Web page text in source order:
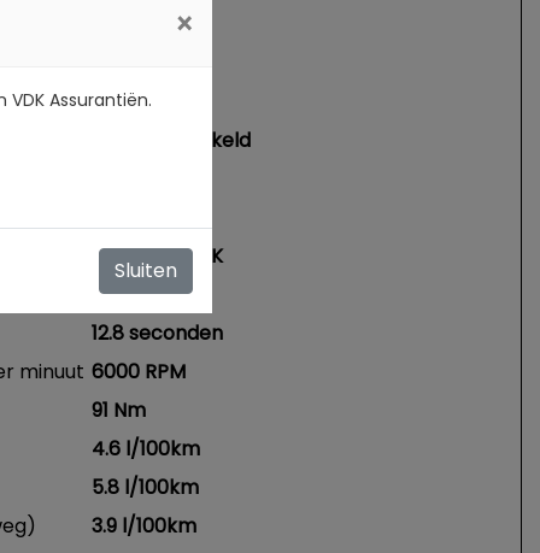
Benzine
Handgeschakeld
43 kW / 58 PK
155 km/h
12.8 seconden
minuut 6000 RPM
91 Nm
4.6 l/100km
5.8 l/100km
3.9 l/100km
×
Assurantiën.
Sluiten